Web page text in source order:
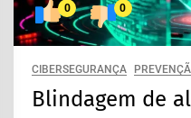
0 0
CIBERSEGURANÇA
Blindagem de